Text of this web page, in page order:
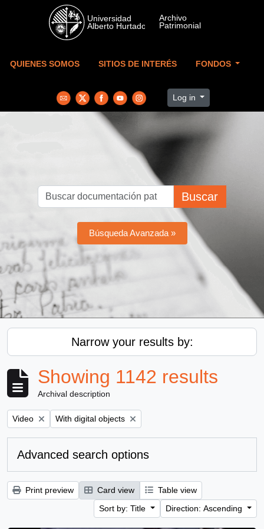
Skip to main content
QUIENES SOMOS SITIOS DE INTERÉS FONDOS
Log in
Buscar
Búsqueda Avanzada »
Narrow your results by:
Showing 1142 results
Archival description
Remove filter:
Video Remove filter:
With digital objects
Advanced search options
Print preview Card view
Table view
Sort by: Title
Direction: Ascending